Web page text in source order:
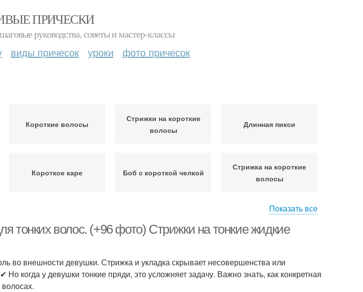
ПРИЧЕСКИ
руководства, советы и мастер-классы
виды причесок уроки фото причесок
Короткие волосы
Стрижки на короткие
волосы
Длинная пикси
Короткое каре Боб с короткой челкой
Стрижка на короткие
волосы
Показать все
тонких волос. (+96 фото) Стрижки на тонкие жидкие
во внешности девушки. Стрижка и укладка скрывает несовершенства или
Но когда у девушки тонкие пряди, это усложняет задачу. Важно знать, как конкретная